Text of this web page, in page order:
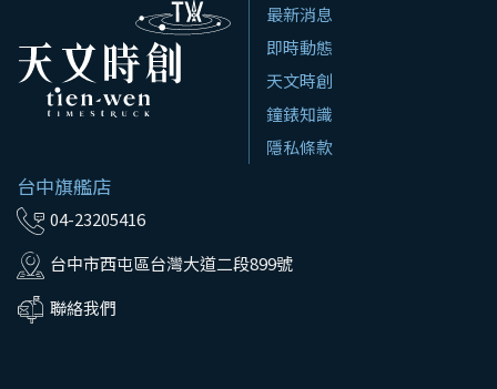
台中旗艦店
04-23205416
台中市西屯區台灣大道二段899號
聯絡我們
最新消息
即時動態
天文時創
鐘錶知識
隱私條款